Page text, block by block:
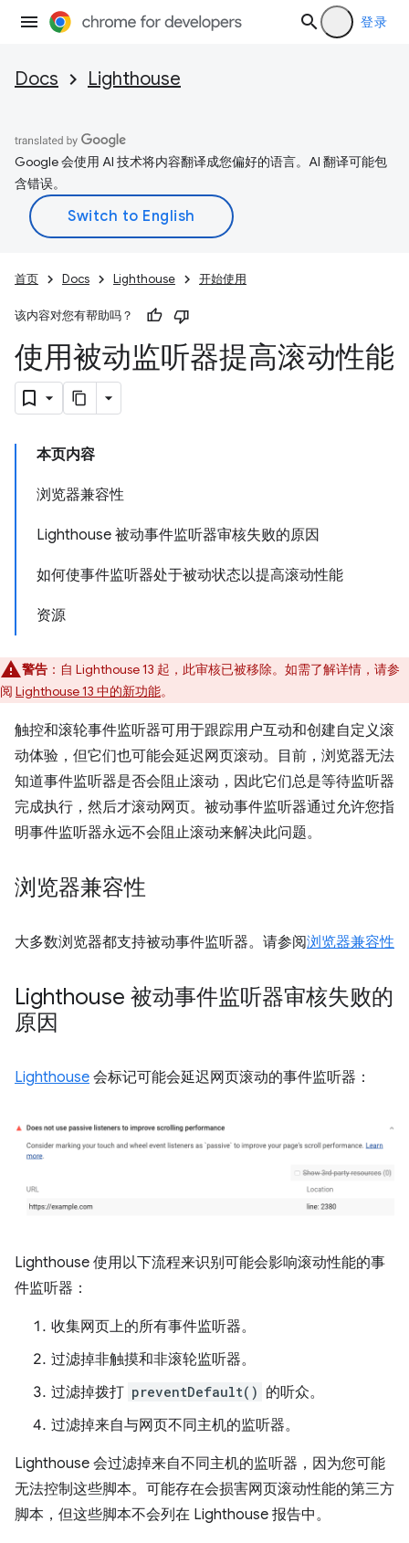
登录
Docs Lighthouse
Google 会使用 AI 技术将内容翻译成您偏好的语言。AI 翻译可能包
含错误。
首页 Docs Lighthouse 开始使用
该内容对您有帮助吗？
使用被动监听器提高滚动性能
本页内容
浏览器兼容性
Lighthouse 被动事件监听器审核失败的原因
如何使事件监听器处于被动状态以提高滚动性能
资源
警告 ：自 Lighthouse 13 起，此审核已被移除。如需了解详情，请参
阅 Lighthouse 13 中的新功能。
触控和滚轮事件监听器可用于跟踪用户互动和创建自定义滚
动体验，但它们也可能会延迟网页滚动。目前，浏览器无法
知道事件监听器是否会阻止滚动，因此它们总是等待监听器
完成执行，然后才滚动网页。被动事件监听器通过允许您指
明事件监听器永远不会阻止滚动来解决此问题。
浏览器兼容性
大多数浏览器都支持被动事件监听器。请参阅浏览器兼容性
Lighthouse 被动事件监听器审核失败的
原因
Lighthouse 会标记可能会延迟网页滚动的事件监听器：
Lighthouse 使用以下流程来识别可能会影响滚动性能的事
件监听器：
收集网页上的所有事件监听器。
过滤掉非触摸和非滚轮监听器。
过滤掉拨打 preventDefault() 的听众。
过滤掉来自与网页不同主机的监听器。
Lighthouse 会过滤掉来自不同主机的监听器，因为您可能
无法控制这些脚本。可能存在会损害网页滚动性能的第三方
脚本，但这些脚本不会列在 Lighthouse 报告中。